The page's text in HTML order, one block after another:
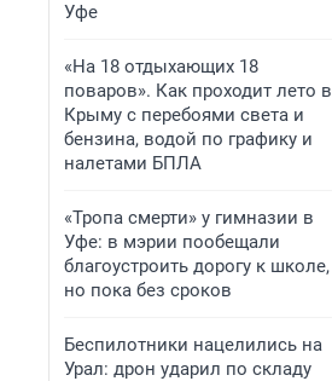
Уфе
«На 18 отдыхающих 18
поваров». Как проходит лето в
Крыму с перебоями света и
бензина, водой по графику и
налетами БПЛА
«Тропа смерти» у гимназии в
Уфе: в мэрии пообещали
благоустроить дорогу к школе,
но пока без сроков
Беспилотники нацелились на
Урал: дрон ударил по складу